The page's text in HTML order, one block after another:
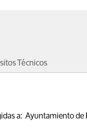
Técnicos
a: Ayuntamiento de